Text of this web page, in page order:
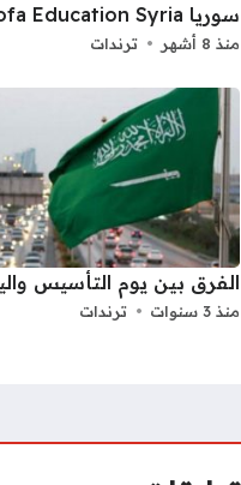
سوريا Mofa Education Syria
منذ 8 أشهر ترندات
الفرق بين يوم التأسيس
منذ 3 سنوات ترندات